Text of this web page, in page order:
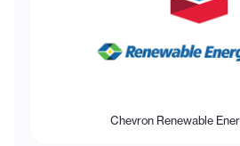
Chevron Renewable